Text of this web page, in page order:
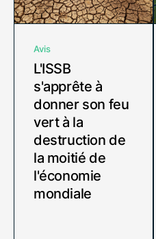
Avis
L'ISSB
s'apprête à
donner son feu
vert à la
destruction de
la moitié de
l'économie
mondiale